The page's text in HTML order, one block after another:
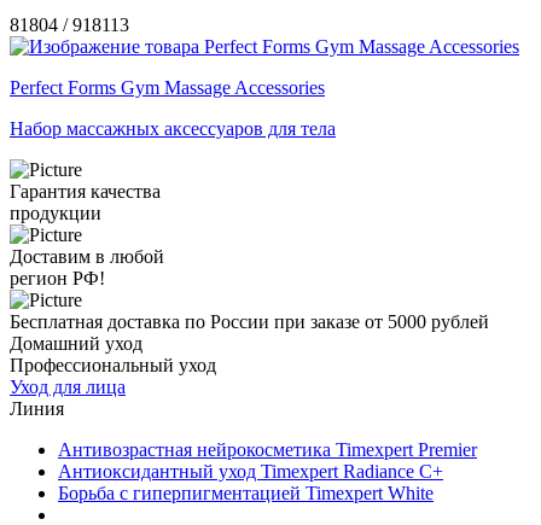
81804 / 918113
Perfect Forms Gym Massage Accessories
Набор массажных аксессуаров для тела
Гарантия качества
продукции
Доставим в любой
регион РФ!
Бесплатная доставка по России при заказе от 5000 рублей
Домашний уход
Профессиональный уход
Уход для лица
Линия
Антивозрастная нейрокосметика Timexpert Premier
Антиоксидантный уход Timexpert Radiance C+
Борьба с гиперпигментацией Timexpert White